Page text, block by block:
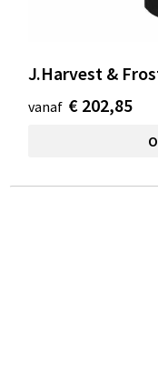
J.Harvest &
vanaf € 202,85